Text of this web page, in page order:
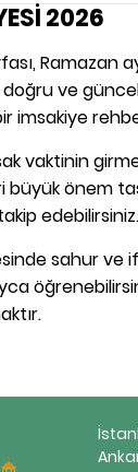
2026
Ramazan
ve
imsakiye
vaktinin
önem
edebilirsiniz.
sahur ve